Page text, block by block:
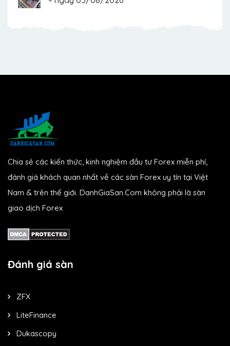
Chia sẻ các kiến thức, kinh nghiệm đầu tư Forex miễn phí,
đánh giá khách quan nhất về các sàn Forex uy tín tại Việt
Nam & trên thế giới. DanhGiaSan.Com không phải là sàn
giao dịch Forex
Đánh giá sàn
ZFX
LiteFinance
Dukascopy